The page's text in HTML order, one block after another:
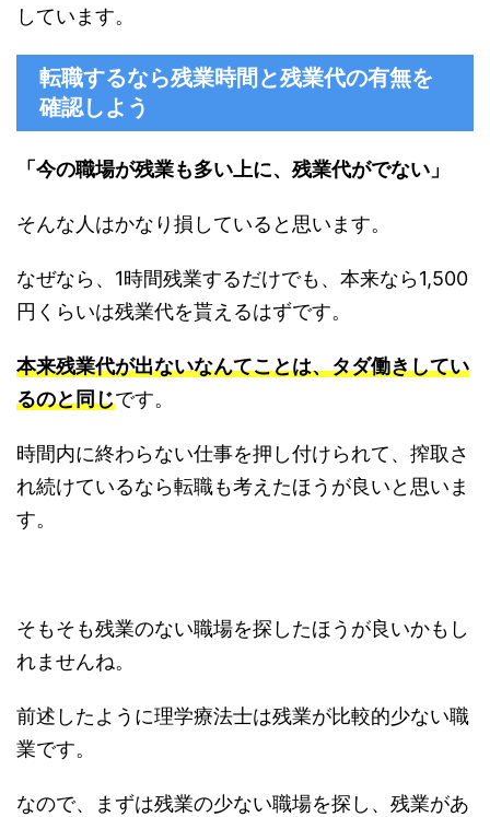
しています。
転職するなら残業時間と残業代の有無を
確認しよう
「今の職場が残業も多い上に、残業代がでない」
そんな人はかなり損していると思います。
なぜなら、1時間残業するだけでも、本来なら1,500
円くらいは残業代を貰えるはずです。
本来残業代が出ないなんてことは、タダ働きしてい
るのと同じです。
時間内に終わらない仕事を押し付けられて、搾取さ
れ続けているなら転職も考えたほうが良いと思いま
す。
そもそも残業のない職場を探したほうが良いかもし
れませんね。
前述したように理学療法士は残業が比較的少ない職
業です。
なので、まずは残業の少ない職場を探し、残業があ